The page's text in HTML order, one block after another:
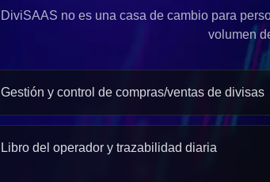
DiviSAAS no es una casa de cambio para
volumen
Gestión y control de compras/ventas de divisas
Libro del operador y trazabilidad diaria